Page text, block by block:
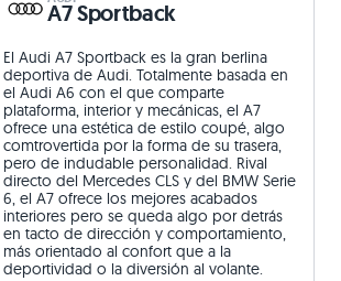
A7 Sportback
El Audi A7 Sportback es la gran berlina
deportiva de Audi. Totalmente basada en
el Audi A6 con el que comparte
plataforma, interior y mecánicas, el A7
ofrece una estética de estilo coupé, algo
comtrovertida por la forma de su trasera,
pero de indudable personalidad. Rival
directo del Mercedes CLS y del BMW Serie
6, el A7 ofrece los mejores acabados
interiores pero se queda algo por detrás
en tacto de dirección y comportamiento,
más orientado al confort que a la
deportividad o la diversión al volante.